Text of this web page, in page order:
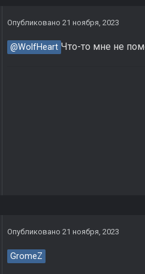
Опубликовано 21 ноября, 2023
@WolfHeart Что-то мне не
Опубликовано 21 ноября, 2023
GromeZ